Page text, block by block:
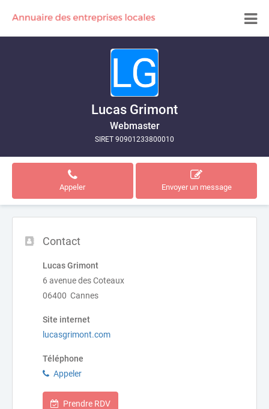
Lucas Grimont
Webmaster
SIRET 90901233800010
Appeler Envoyer un message
Contact
Lucas Grimont
6 avenue des Coteaux
06400 Cannes
Site internet
lucasgrimont.com
Téléphone
Appeler
Prendre RDV